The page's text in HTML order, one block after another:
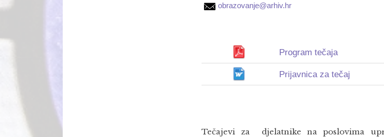
obrazovanje@arhiv.hr
Program tečaja
Prijavnica za tečaj
Tečajevi za djelatnike na poslovima